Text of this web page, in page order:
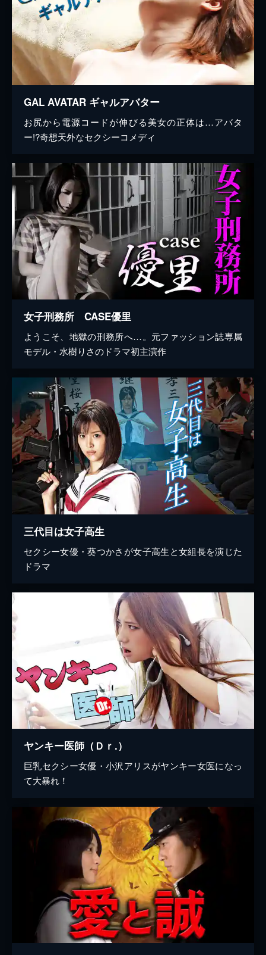
GAL AVATAR ギャルアバター
お尻から電源コードが伸びる美女の正体は…アバタ
ー!?奇想天外なセクシーコメディ
女子刑務所 CASE優里
ようこそ、地獄の刑務所へ…。元ファッション誌専属
モデル・水樹りさのドラマ初主演作
三代目は女子高生
セクシー女優・葵つかさが女子高生と女組長を演じた
ドラマ
ヤンキー医師（Ｄｒ.）
巨乳セクシー女優・小沢アリスがヤンキー女医になっ
て大暴れ！